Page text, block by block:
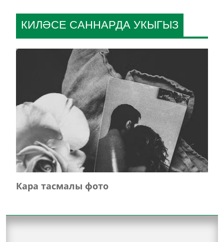
КИЛӘСЕ САННАРДА УКЫГЫЗ
Кара тасмалы фото